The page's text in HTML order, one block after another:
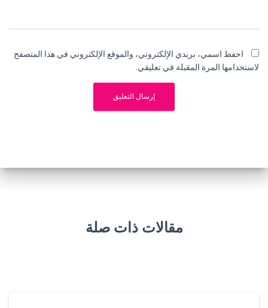
احفظ اسمي، بريدي الإلكتروني، والموقع الإلكتروني في هذا المتصفح
لاستخدامها المرة المقبلة في تعليقي.
مقالات ذات صلة